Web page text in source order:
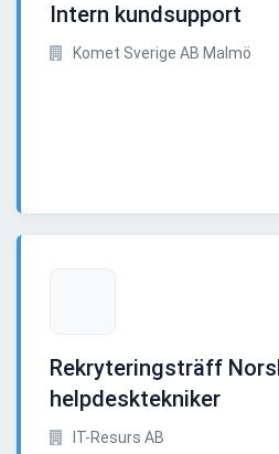
Intern kundsupport
Komet Sverige AB Malmö
Rekryteringsträff
helpdesktekniker
IT-Resurs AB